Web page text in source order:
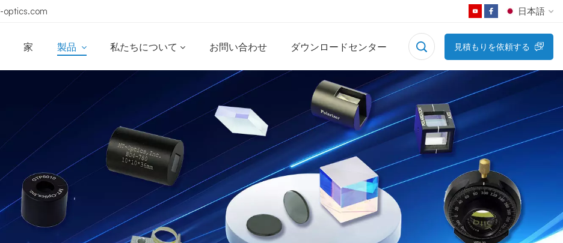
optics.com 日本語
Français
Русский
Español
日本語
한국어
家 製品 私たちについて お問い合わせ ダウンロードセンター 見積もりを依頼する